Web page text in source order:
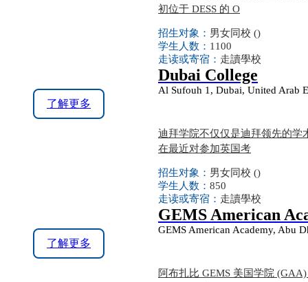
初位于 DESS 的 O
招生对象： 男女同校 ()
学生人数： 1100
走读或寄宿： 走讀學校
了解更多
Dubai College
Al Sufouh 1, Dubai, United Arab
迪拜学院不仅仅是迪拜领先的学
在最近对参加英国考
招生对象： 男女同校 ()
学生人数： 850
走读或寄宿： 走讀學校
了解更多
GEMS American
GEMS American Academy, Abu
阿布扎比 GEMS 美国学院